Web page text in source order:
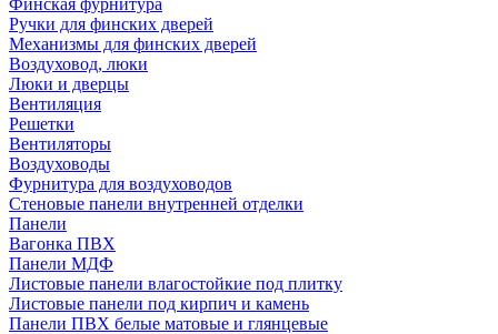
Финская фурнитура
Ручки для финских дверей
Механизмы для финских дверей
Воздуховод, люки
Люки и дверцы
Вентиляция
Решетки
Вентиляторы
Воздуховоды
Фурнитура для воздуховодов
Стеновые панели внутренней отделки
Панели
Вагонка ПВХ
Панели МДФ
Листовые панели влагостойкие под плитку
Листовые панели под кирпич и камень
Панели ПВХ белые матовые и глянцевые